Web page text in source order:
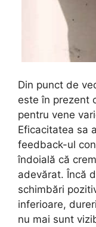
Din punct de
este în prezent
pentru vene
Eficacitatea sa
feedback-ul
îndoială că
adevărat. Încă
schimbări
inferioare,
nu mai sunt